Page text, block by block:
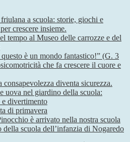
a scuola: storie, giochi e
crescere insieme.
tempo al Museo delle carrozze e del
questo è un mondo fantastico!” (G. 3
che fa crescere il cuore e
consapevolezza diventa sicurezza.
uova nel giardino della scuola:
e divertimento
di primavera
è arrivato nella nostra scuola
della scuola dell’infanzia di Nogaredo